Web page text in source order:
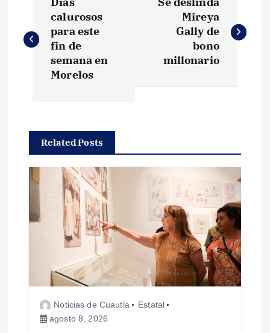
v
a
c
ó
d
calurosos
para este
fin de
semana en
Morelos
Mireya
Gally de
bono
millonario
Related Posts
Noticias de Cuautla
Estatal
agosto 8, 2026